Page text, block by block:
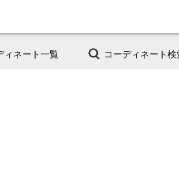
ィネート一覧 コーディネート検